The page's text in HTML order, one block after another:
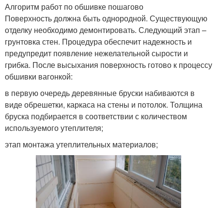
Алгоритм работ по обшивке пошагово
Поверхность должна быть однородной. Существующую
отделку необходимо демонтировать. Следующий этап –
грунтовка стен. Процедура обеспечит надежность и
предупредит появление нежелательной сырости и
грибка. После высыхания поверхность готово к процессу
обшивки вагонкой:
в первую очередь деревянные бруски набиваются в
виде обрешетки, каркаса на стены и потолок. Толщина
бруска подбирается в соответствии с количеством
используемого утеплителя;
этап монтажа утеплительных материалов;